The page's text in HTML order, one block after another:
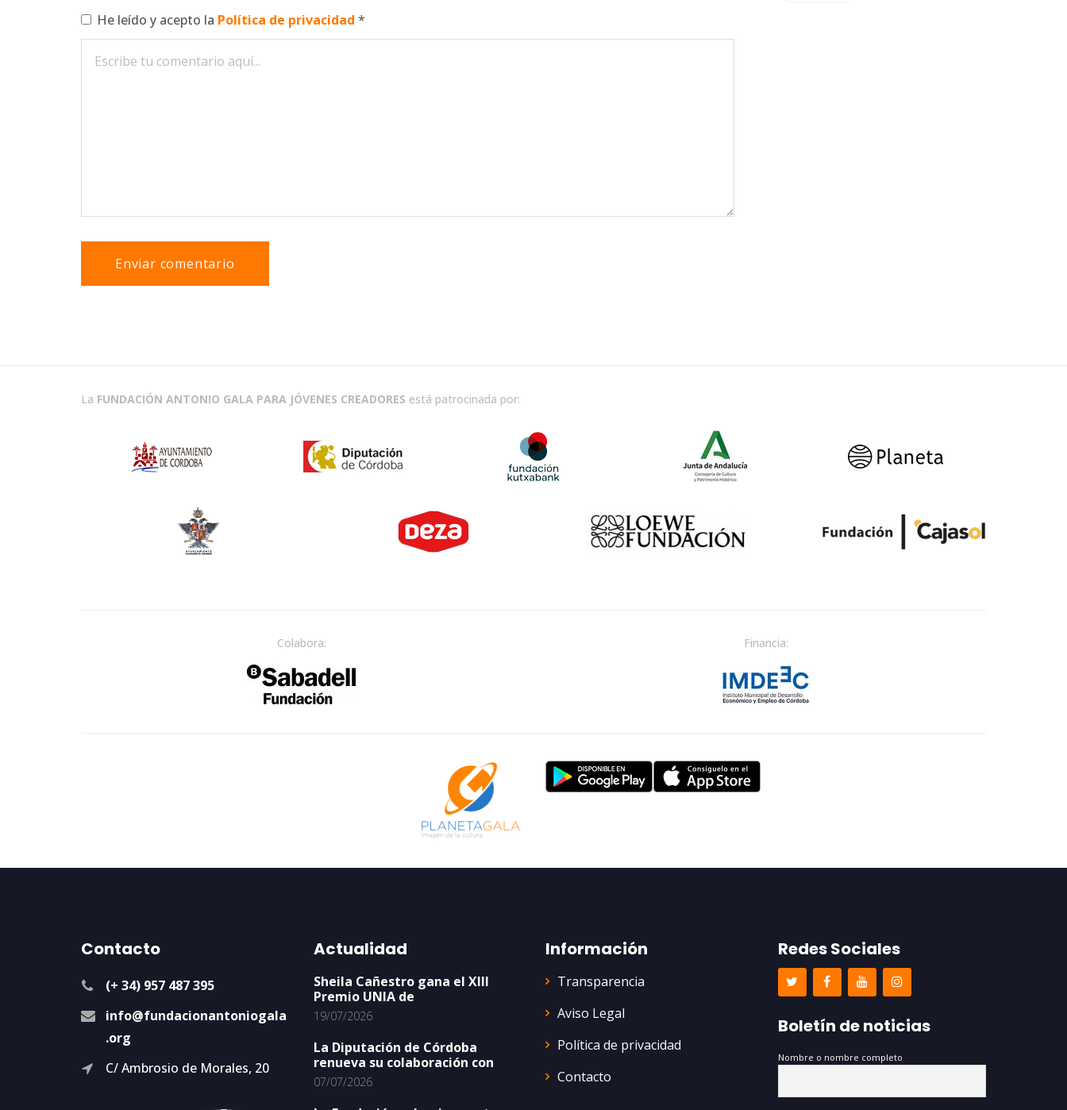
He leído y acepto la Política de privacidad *
La FUNDACIÓN ANTONIO GALA PARA JÓVENES CREADORES está patrocinada por:
Colabora: Financia:
Contacto
(+ 34) 957 487 395
info@fundacionantoniogala
.org
C/ Ambrosio de Morales, 20
Actualidad
Sheila Cañestro gana el XIII
Premio UNIA de
19/07/2026
La Diputación de Córdoba
renueva su colaboración con
07/07/2026
Información
Transparencia
Aviso Legal
Política de privacidad
Contacto
Redes Sociales
Boletín de noticias
Nombre o nombre completo